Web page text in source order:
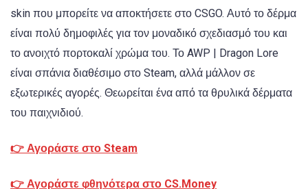
skin που μπορείτε να αποκτήσετε στο CSGO. Αυτό το δέρμα
είναι πολύ δημοφιλές για τον μοναδικό σχεδιασμό του και
το ανοιχτό πορτοκαλί χρώμα του. Το AWP | Dragon Lore
είναι σπάνια διαθέσιμο στο Steam, αλλά μάλλον σε
εξωτερικές αγορές. Θεωρείται ένα από τα θρυλικά δέρματα
του παιχνιδιού.
👉 Αγοράστε στο Steam
👉 Αγοράστε φθηνότερα στο CS.Money